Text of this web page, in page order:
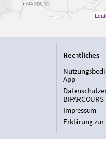
Rechtliches
App
Impressum
Erklärung